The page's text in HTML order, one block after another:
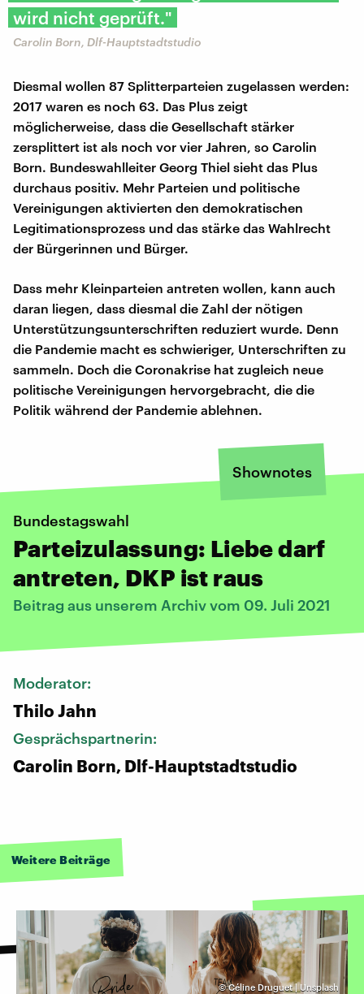
wird nicht geprüft."
Carolin Born, Dlf-Hauptstadtstudio
Diesmal wollen 87 Splitterparteien zugelassen werden:
2017 waren es noch 63. Das Plus zeigt
möglicherweise, dass die Gesellschaft stärker
zersplittert ist als noch vor vier Jahren, so Carolin
Born. Bundeswahlleiter Georg Thiel sieht das Plus
durchaus positiv. Mehr Parteien und politische
Vereinigungen aktivierten den demokratischen
Legitimationsprozess und das stärke das Wahlrecht
der Bürgerinnen und Bürger.
Dass mehr Kleinparteien antreten wollen, kann auch
daran liegen, dass diesmal die Zahl der nötigen
Unterstützungsunterschriften reduziert wurde. Denn
die Pandemie macht es schwieriger, Unterschriften zu
sammeln. Doch die Coronakrise hat zugleich neue
politische Vereinigungen hervorgebracht, die die
Politik während der Pandemie ablehnen.
Shownotes
Bundestagswahl
Parteizulassung: Liebe darf
antreten, DKP ist raus
Beitrag aus unserem Archiv vom 09. Juli 2021
Moderator:
Thilo Jahn
Gesprächspartnerin:
Carolin Born, Dlf-Hauptstadtstudio
Weitere Beiträge
©Céline Druguet | Unsplash